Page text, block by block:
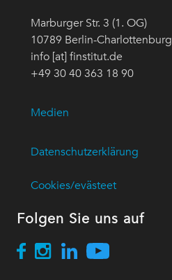
Marburger Str. 3 (1. OG)
10789 Berlin-Charlottenburg
info [at] finstitut.de
+49 30 40 363 18 90
Medien
Datenschutzerklärung
Cookies/evästeet
Folgen Sie uns auf